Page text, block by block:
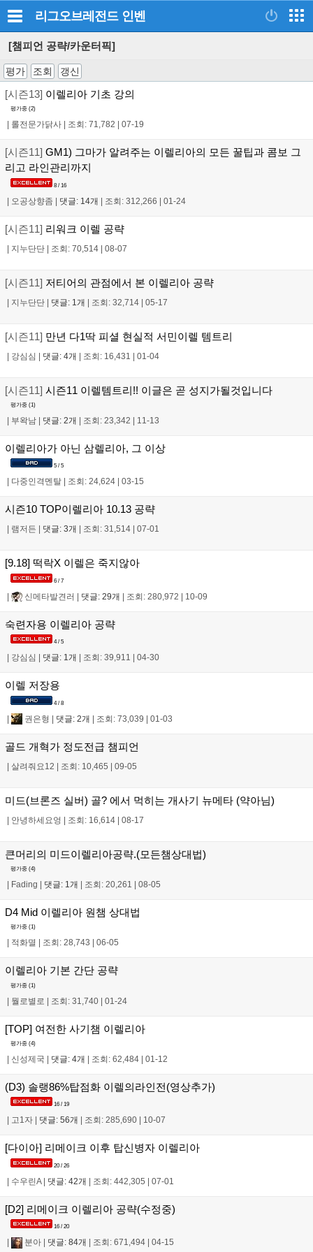
리그오브레전드 인벤
[챔피언 공략/카운터픽]
평가 조회 갱신
[시즌13] 이렐리아 기초 강의
평가중 (2)
롤전문가닭사 조회: 71,782 07-19
[시즌11] GM1) 그마가 알려주는 이렐리아의 모든 꿀팁과 콤보 그
리고 라인관리까지
8 / 16
| 오공상향좀 | 댓글: 14개 | 조회: 312,266 | 01-24
[시즌11] 리워크 이렐 공략
| 지누단단 | 조회: 70,514 | 08-07
[시즌11] 저티어의 관점에서 본 이렐리아 공략
| 지누단단 | 댓글: 1개 | 조회: 32,714 | 05-17
[시즌11] 만년 다1딱 피셜 현실적 서민이렐 템트리
| 강심심 | 댓글: 4개 | 조회: 16,431 | 01-04
[시즌11] 시즌11 이렐템트리!! 이글은 곧 성지가될것입니다
평가중 (1)
부왁남 댓글: 2개 조회: 23,342 11-13
이렐리아가 아닌 삼렐리아, 그 이상
5 / 5
다중인격멘탈 조회: 24,624 03-15
시즌10 TOP이렐리아 10.13 공략
램저든 댓글: 3개 조회: 31,514 07-01
[9.18] 떡락X 이렐은 죽지않아
6 / 7
| 신메타발견러 | 댓글: 29개 | 조회: 280,972 | 10-09
숙련자용 이렐리아 공략
4 / 5
강심심 댓글: 1개 조회: 39,911 04-30
이렐 저장용
4 / 8
| 권은형 | 댓글: 2개 | 조회: 73,039 | 01-03
골드 개혁가 정도전급 챔피언
| 살려줘요12 | 조회: 10,465 | 09-05
미드(브론즈 실버) 골? 에서 먹히는 개사기 뉴메타 (약아님)
| 안녕하세요엉 | 조회: 16,614 | 08-17
큰머리의 미드이렐리아공략.(모든챔상대법)
평가중 (4)
| Fading | 댓글: 1개 | 조회: 20,261 | 08-05
D4 Mid 이렐리아 원챔 상대법
평가중 (1)
적화멸 조회: 28,743 06-05
이렐리아 기본 간단 공략
평가중 (1)
| 뭘로별로 | 조회: 31,740 | 01-24
[TOP] 여전한 사기챔 이렐리아
평가중 (4)
신성제국 댓글: 4개 조회: 62,484 01-12
(D3) 솔랭86%탑점화 이렐의라인전(영상추가)
16 / 19
고1자 댓글: 56개 조회: 285,690 10-07
[다이아] 리메이크 이후 탑신병자 이렐리아
20 / 26
| 수우린A| 댓글: 42개 | 조회: 442,305 | 07-01
[D2] 리메이크 이렐리아 공략(수정중)
16 / 20
분아 댓글: 84개 조회: 671,494 04-15